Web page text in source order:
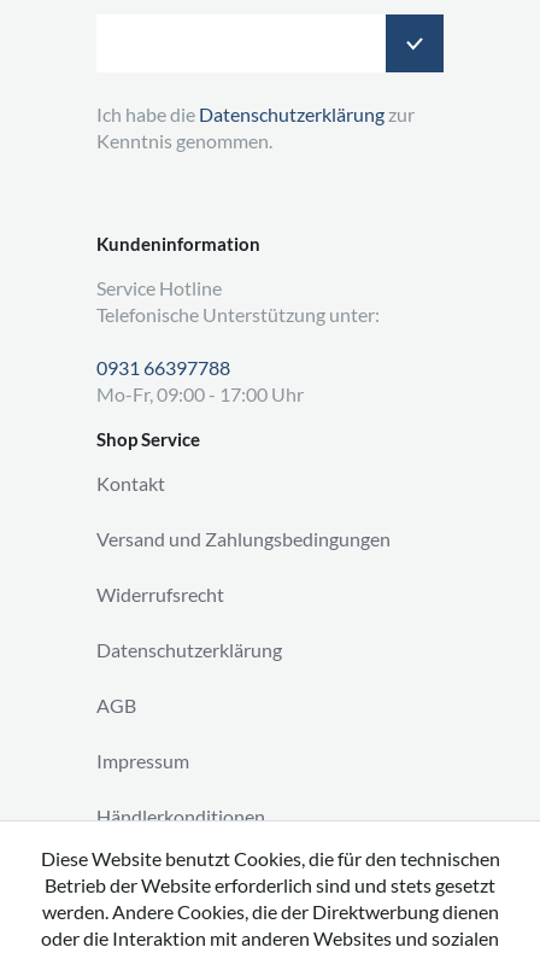
Kundeninformation
Service Hotline
Telefonische Unterstützung unter:
0931 66397788
Mo-Fr, 09:00 - 17:00 Uhr
Shop Service
Kontakt
Versand und Zahlungsbedingungen
Widerrufsrecht
Datenschutzerklärung
AGB
Impressum
Händlerkonditionen
Vertrag widerrufen
Ich habe die Datenschutzerklärung zur
Kenntnis genommen.
Diese Website benutzt Cookies, die für den technischen
Betrieb der Website erforderlich sind und stets gesetzt
werden. Andere Cookies, die der Direktwerbung dienen
oder die Interaktion mit anderen Websites und sozialen